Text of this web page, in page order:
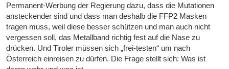
Permanent-Werbung der Regierung dazu, dass die Mutationen
ansteckender sind und dass man deshalb die FFP2 Masken
tragen muss, weil diese besser schützen und man auch nicht
vergessen soll, das Metallband richtig fest auf die Nase zu
drücken. Und Tiroler müssen sich „frei-testen“ um nach
Österreich einreisen zu dürfen. Die Frage stellt sich: Was ist